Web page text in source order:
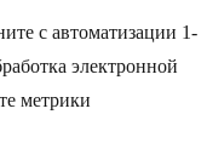
с автоматизации 1-
электронной
метрики